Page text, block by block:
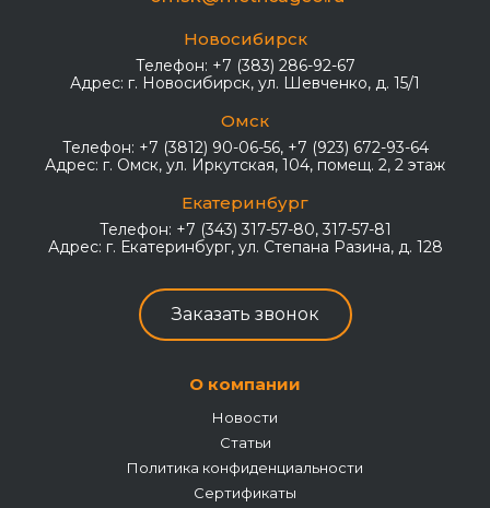
Новосибирск
Телефон: +7 (383) 286-92-67
Адрес: г. Новосибирск, ул. Шевченко, д. 15/1
Омск
Телефон: +7 (3812) 90-06-56, +7 (923) 672-93-64
Адрес: г. Омск, ул. Иркутская, 104, помещ. 2, 2 этаж
Екатеринбург
Телефон: +7 (343) 317-57-80, 317-57-81
Адрес: г. Екатеринбург, ул. Степана Разина, д. 128
Заказать звонок
О компании
Новости
Статьи
Политика конфиденциальности
Сертификаты